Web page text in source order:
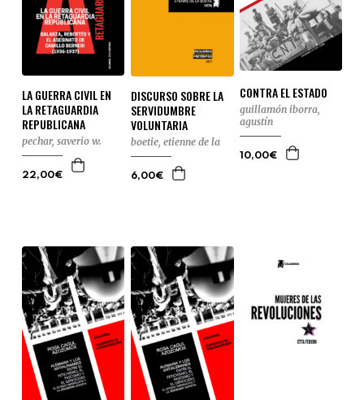
LA GUERRA CIVIL EN
LA RETAGUARDIA
REPUBLICANA
pechar, saverio w.
22,00€
DISCURSO SOBRE LA
SERVIDUMBRE
VOLUNTARIA
boetie, etienne de la
6,00€
CONTRA EL ESTADO
guillamón iborra,
agustín
10,00€